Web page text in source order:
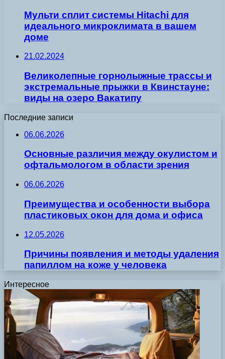
Мульти сплит системы Hitachi для
идеального микроклимата в вашем
доме
21.02.2024
Великолепные горнолыжные трассы и
экстремальные прыжки в Квинстауне:
виды на озеро Вакатипу
Последние записи
06.06.2026
Основные различия между окулистом и
офтальмологом в области зрения
06.06.2026
Преимущества и особенности выбора
пластиковых окон для дома и офиса
12.05.2026
Причины появления и методы удаления
папиллом на коже у человека
Интересное